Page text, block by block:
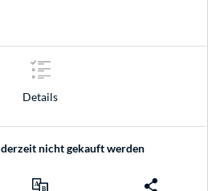
Details
nicht gekauft werden